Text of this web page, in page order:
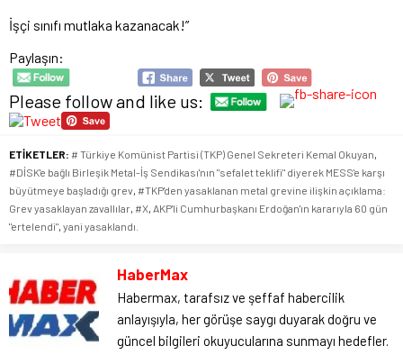
İşçi sınıfı mutlaka kazanacak!”
Paylaşın:
Please follow and like us:
ETİKETLER: # Türkiye Komünist Partisi (TKP) Genel Sekreteri Kemal Okuyan,
#DİSK'e bağlı Birleşik Metal-İş Sendikası'nın "sefalet teklifi" diyerek MESS'e karşı
büyütmeye başladığı grev, #TKP'den yasaklanan metal grevine ilişkin açıklama:
Grev yasaklayan zavallılar, #X, AKP'li Cumhurbaşkanı Erdoğan'ın kararıyla 60 gün
"ertelendi", yani yasaklandı.
HaberMax
Habermax, tarafsız ve şeffaf habercilik
anlayışıyla, her görüşe saygı duyarak doğru ve
güncel bilgileri okuyucularına sunmayı hedefler.